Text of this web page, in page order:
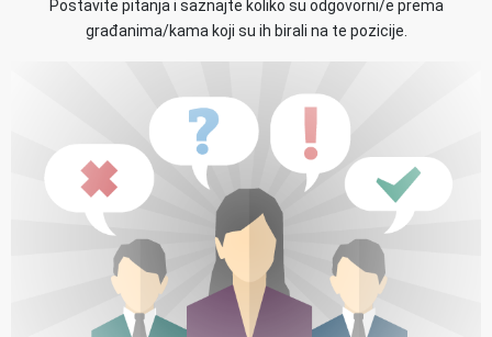
Postavite pitanja i saznajte koliko su odgovorni/e prema
građanima/kama koji su ih birali na te pozicije.